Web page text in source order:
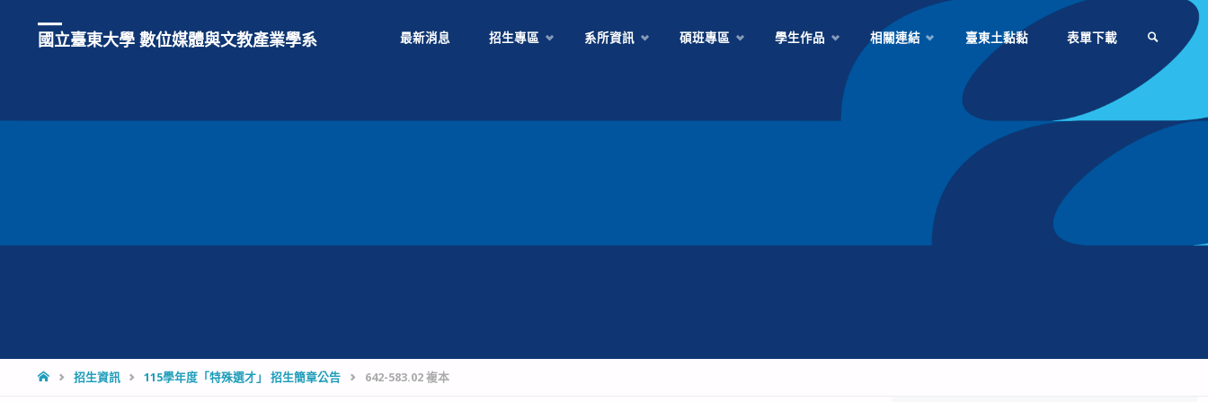
國立臺東大學 數位媒體與文教產業學系 最新消息 招生專區 系所資訊 碩班專區 學生作品 相關連結 臺東土黏黏 表單下載
HOME招生資訊 115學年度「特殊選才」 招生簡章公告 642-583.02 複本